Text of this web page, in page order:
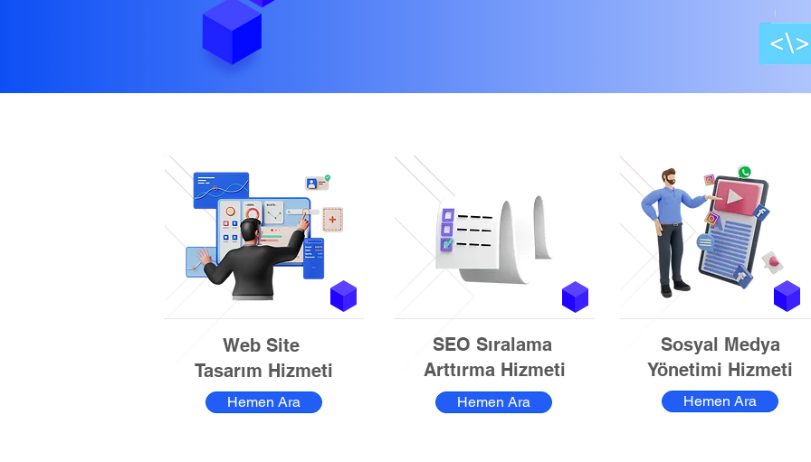
Web Site
Tasarım Hizmeti
Hemen Ara
SEO Sıralama
Arttırma Hizmeti
Hemen Ara
Sosyal Medya
Yönetimi Hizmeti
Hemen Ara